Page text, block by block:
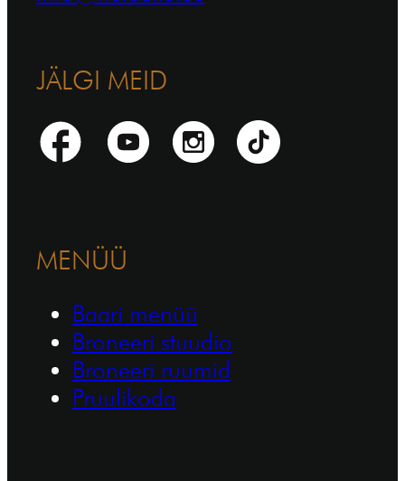
JÄLGI MEID
MENÜÜ
Baari menüü
Broneeri stuudio
Broneeri ruumid
Pruulikoda